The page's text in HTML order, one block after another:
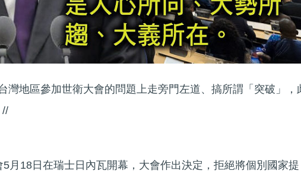
灣地區參加世衛大會的問題上走旁門左道、搞所謂「突破」，
//
月18日在瑞士日內瓦開幕，大會作出決定，拒絕將個別國家提